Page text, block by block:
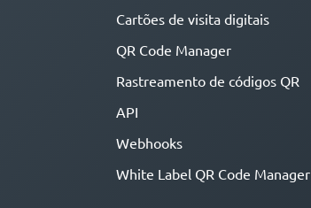
Cartões de visita digitais
QR Code Manager
Rastreamento de códigos QR
API
Webhooks
White Label QR Code Manager